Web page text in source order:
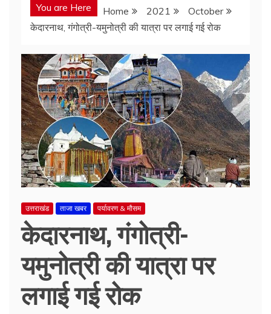
You are Here Home 2021
October
केदारनाथ, गंगोत्री-यमुनोत्री की यात्रा पर लगाई गई रोक
उत्तराखंड ताजा खबर पर्यावरण & मौसम
केदारनाथ, गंगोत्री-
यमुनोत्री की यात्रा पर
लगाई गई रोक